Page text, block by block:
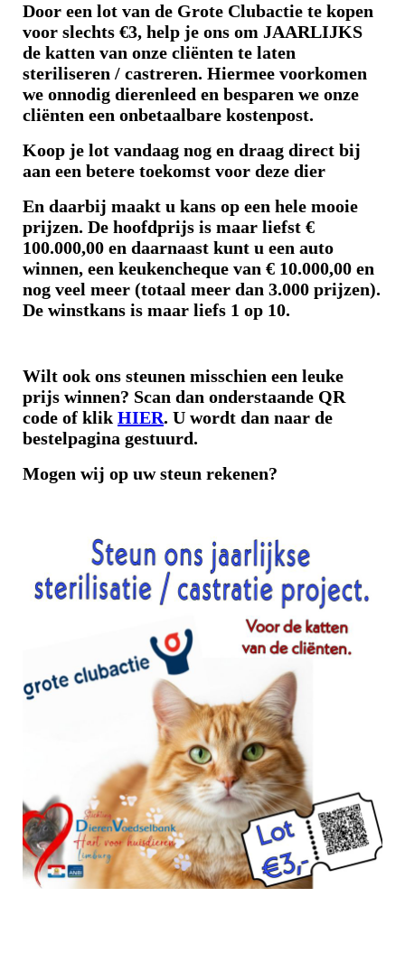
Door een lot van de Grote Clubactie te kopen
voor slechts €3, help je ons om JAARLIJKS
de katten van onze cliënten te laten
steriliseren / castreren. Hiermee voorkomen
we onnodig dierenleed en besparen we onze
cliënten een onbetaalbare kostenpost.
Koop je lot vandaag nog en draag direct bij
aan een betere toekomst voor deze dier
En daarbij maakt u kans op een hele mooie
prijzen. De hoofdprijs is maar liefst €
100.000,00 en daarnaast kunt u een auto
winnen, een keukencheque van € 10.000,00 en
nog veel meer (totaal meer dan 3.000 prijzen).
De winstkans is maar liefs 1 op 10.
Wilt ook ons steunen misschien een leuke
prijs winnen? Scan dan onderstaande QR
code of klik HIER. U wordt dan naar de
bestelpagina gestuurd.
Mogen wij op uw steun rekenen?